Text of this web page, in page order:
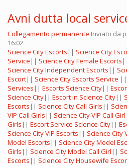
Avni dutta local
Collegamento permanente Inviato da
16:02
Science City Escorts || Science City
Service || Science City Female Escorts ||
Science City Independent Escorts ||
Escort|| Science City Escorts Service ||
Services || Escorts Science City||
Science City|| Escort in Science City||
Escorts || Science City Call Girls ||
VIP Call Girls || Science City VIP Call Girl
Girls || Escort Service Science City||
Science City VIP Escorts || Science City
Model Escorts || Science City Model
Girls || Science City Model Call Girl ||
Escorts || Science City Housewife